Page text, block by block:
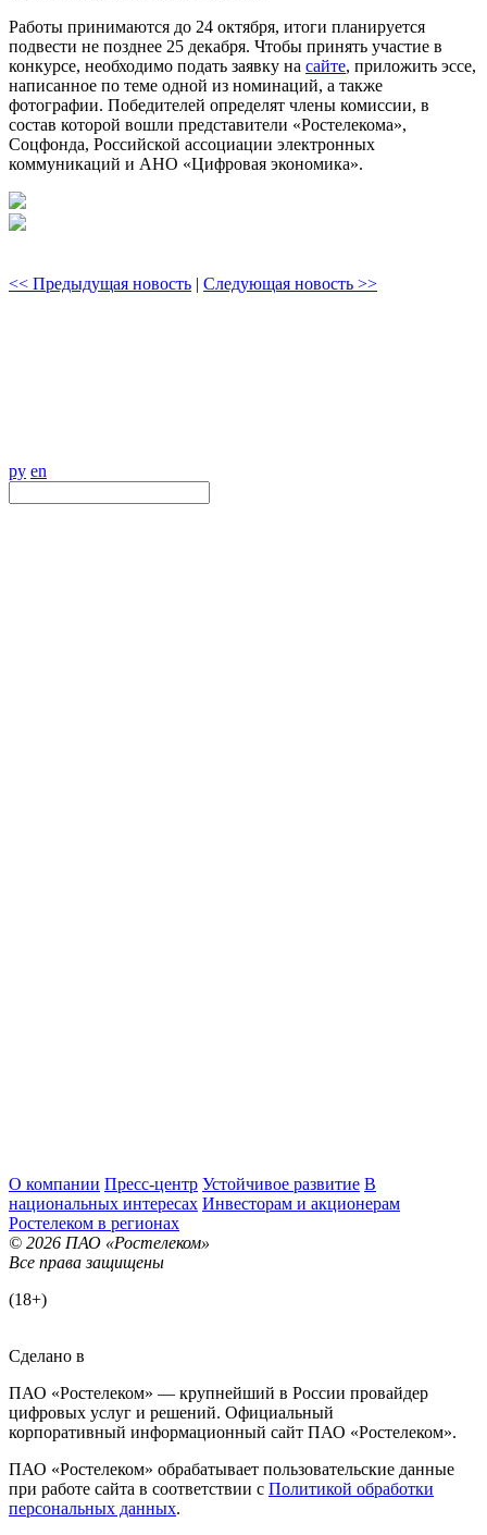
Работы принимаются до 24 октября, итоги планируется
подвести не позднее 25 декабря. Чтобы принять участие в
конкурсе, необходимо подать заявку на сайте, приложить эссе,
написанное по теме одной из номинаций, а также
фотографии. Победителей определят члены комиссии, в
состав которой вошли представители «Ростелекома»,
Соцфонда, Российской ассоциации электронных
коммуникаций и АНО «Цифровая экономика».
<< Предыдущая новость | Следующая новость >>
ру en
О компании Пресс-центр Устойчивое развитие В
национальных интересах Инвесторам и акционерам
Ростелеком в регионах
© 2026 ПАО «Ростелеком»
Все права защищены
(18+)
Сделано в
ПАО «Ростелеком» — крупнейший в России провайдер
цифровых услуг и решений. Официальный
корпоративный информационный сайт ПАО «Ростелеком».
ПАО «Ростелеком» обрабатывает пользовательские данные
при работе сайта в соответствии с Политикой обработки
персональных данных.